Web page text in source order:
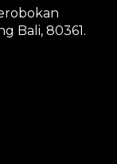
Bali, 80361.